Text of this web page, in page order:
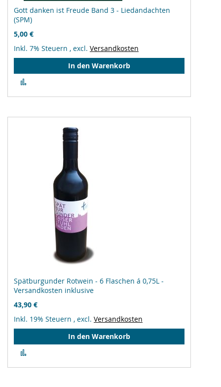
Gott danken ist Freude Band 3 - Liedandachten
(SPM)
5,00 €
Inkl. 7% Steuern , excl. Versandkosten
In den Warenkorb
hinzufügen
Spätburgunder Rotwein - 6 Flaschen á 0,75L -
Versandkosten inklusive
43,90 €
Inkl. 19% Steuern , excl. Versandkosten
In den Warenkorb
hinzufügen